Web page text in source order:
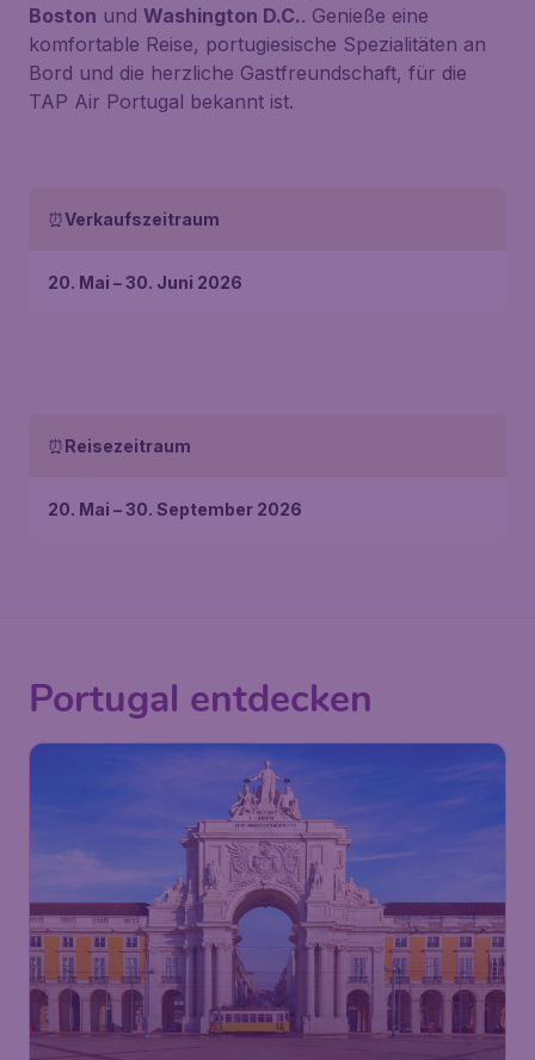
Boston und Washington D.C.. Genieße eine
komfortable Reise, portugiesische Spezialitäten an
Bord und die herzliche Gastfreundschaft, für die
TAP Air Portugal bekannt ist.
⏰Verkaufszeitraum
20. Mai – 30. Juni 2026
⏰Reisezeitraum
20. Mai – 30. September 2026
Portugal entdecken
Lissabon €
206
ab